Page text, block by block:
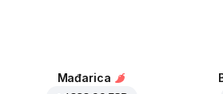
Mađarica